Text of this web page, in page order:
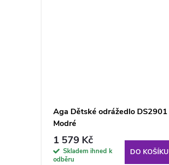
Aga Dětské odrážedlo DS2901
Modré
1 579 Kč
Skladem ihned k
odběru
DO KOŠÍKU